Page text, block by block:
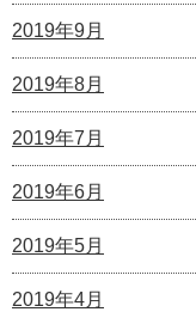
2019年9月
2019年8月
2019年7月
2019年6月
2019年5月
2019年4月